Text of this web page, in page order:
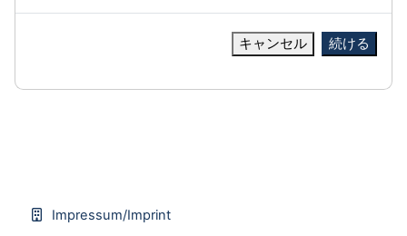
キャンセル 続ける
Impressum/Imprint